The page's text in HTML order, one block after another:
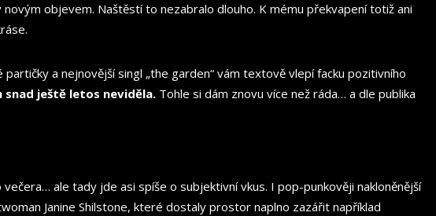
objevem. Naštěstí to nezabralo dlouho. K mému překvapení totiž ani
a nejnovější singl „the garden“ vám textově vlepí facku pozitivního
snad ještě letos neviděla. Tohle si dám znovu více než ráda… a dle publika
ale tady jde asi spíše o subjektivní vkus. I pop-punkověji nakloněnější
Janine Shilstone, které dostaly prostor naplno zazářit například